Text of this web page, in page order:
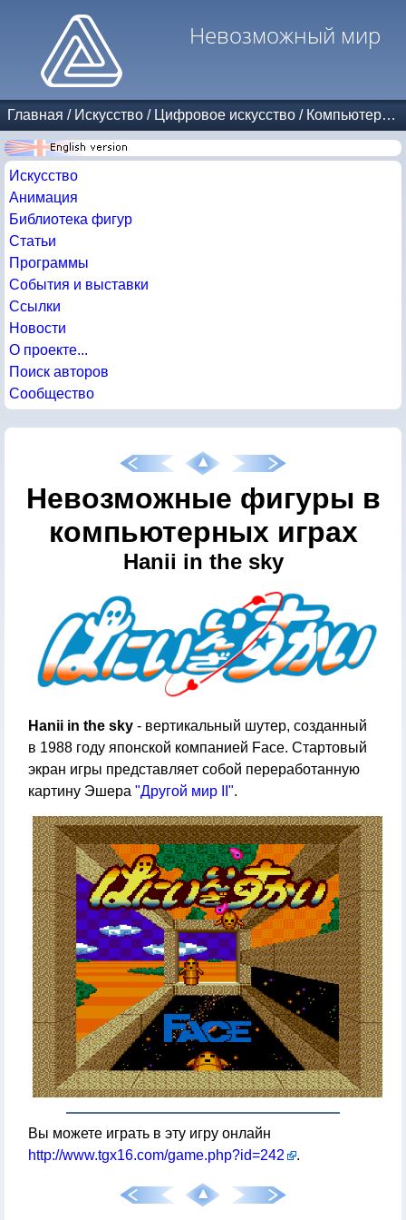
Невозможный мир
Главная / Искусство / Цифровое искусство / Компьютерные игры
Искусство
Анимация
Библиотека фигур
Статьи
Программы
События и выставки
Ссылки
Новости
О проекте...
Поиск авторов
Сообщество
Невозможные фигуры в
компьютерных играх
Hanii in the sky
Hanii in the sky - вертикальный шутер, созданный
в 1988 году японской компанией Face. Стартовый
экран игры представляет собой переработанную
картину Эшера "Другой мир II".
Вы можете играть в эту игру онлайн
http://www.tgx16.com/game.php?id=242
.